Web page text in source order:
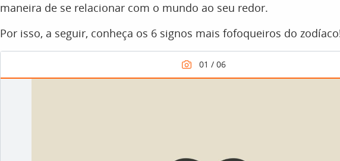
maneira de se relacionar com o mundo ao seu redor.
Por isso, a seguir, conheça os 6 signos mais fofoqueiros do